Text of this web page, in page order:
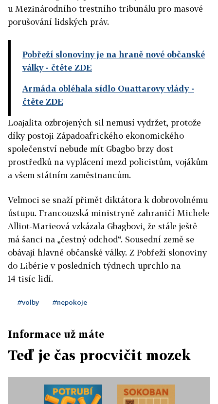
u Mezinárodního trestního tribunálu pro masové
porušování lidských práv.
Pobřeží slonoviny je na hraně nové občanské
války- čtěte ZDE
Armáda obléhala sídlo Ouattarovy vlády-
čtěte ZDE
Loajalita ozbrojených sil nemusí vydržet, protože
díky postoji Západoafrického ekonomického
společenství nebude mít Gbagbo brzy dost
prostředků na vyplácení mezd policistům, vojákům
a všem státním zaměstnancům.
Velmoci se snaží přimět diktátora k dobrovolnému
ústupu. Francouzská ministryně zahraničí Michele
Alliot-Marieová vzkázala Gbagbovi, že stále ještě
má šanci na „čestný odchod“. Sousední země se
obávají hlavně občanské války. Z Pobřeží slonoviny
do Libérie v posledních týdnech uprchlo na
14 tisíc lidí.
#volby #nepokoje
Informace už máte
Teď je čas procvičit mozek